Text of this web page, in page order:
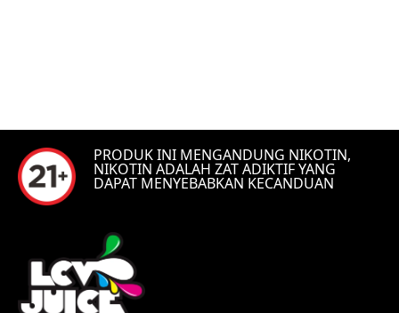
PRODUK INI MENGANDUNG NIKOTIN,
NIKOTIN ADALAH ZAT ADIKTIF YANG
DAPAT MENYEBABKAN KECANDUAN